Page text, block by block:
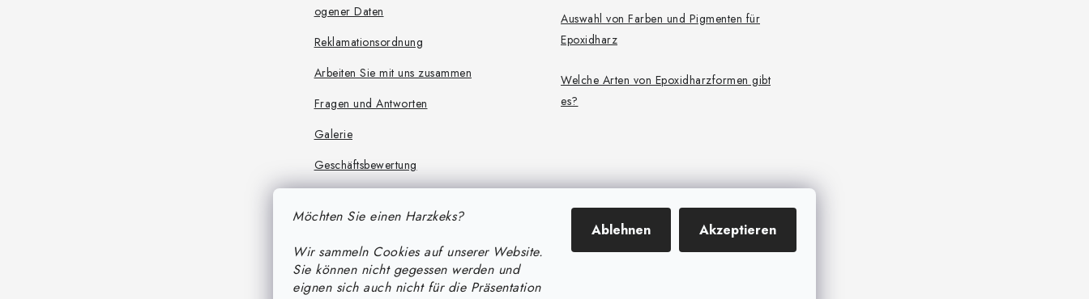
Möchten Sie einen Harzkeks?
Wir sammeln Cookies auf unserer Website.
Sie können nicht gegessen werden und
eignen sich auch nicht für die Präsentation
Ablehnen Akzeptieren
ogener Daten
Reklamationsordnung
Arbeiten Sie mit uns zusammen
Fragen und Antworten
Galerie
Geschäftsbewertung
Regeln für die Sortierung von Produktang
eboten
Regeln für die Verarbeitung von Bewertun
Auswahl von Farben und Pigmenten für
Epoxidharz
Welche Arten von Epoxidharzformen gibt
es?